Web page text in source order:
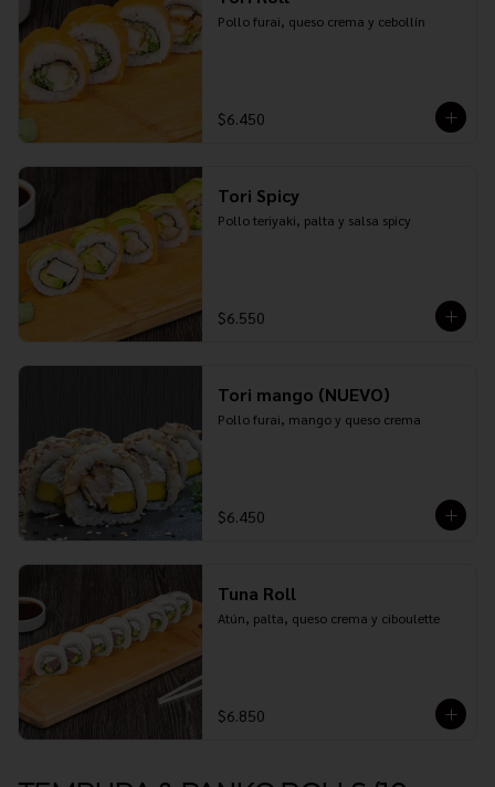
Pollo furai, queso crema y cebollín
$6.450
Tori Spicy
Pollo teriyaki, palta y salsa spicy
$6.550
Tori mango (NUEVO)
Pollo furai, mango y queso crema
$6.450
Tuna Roll
Atún, palta, queso crema y ciboulette
$6.850